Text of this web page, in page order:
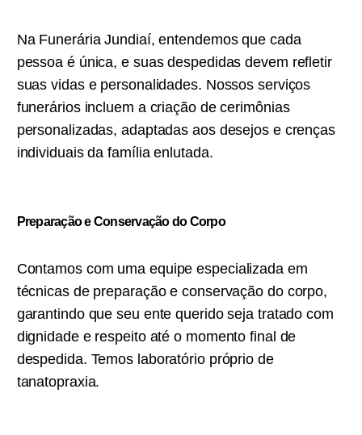
Na Funerária Jundiaí, entendemos que cada
pessoa é única, e suas despedidas devem refletir
suas vidas e personalidades. Nossos serviços
funerários incluem a criação de cerimônias
personalizadas, adaptadas aos desejos e crenças
individuais da família enlutada.
Preparação e Conservação do Corpo
Contamos com uma equipe especializada em
técnicas de preparação e conservação do corpo,
garantindo que seu ente querido seja tratado com
dignidade e respeito até o momento final de
despedida. Temos laboratório próprio de
tanatopraxia.